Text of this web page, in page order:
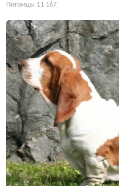
Питомцы 11 167